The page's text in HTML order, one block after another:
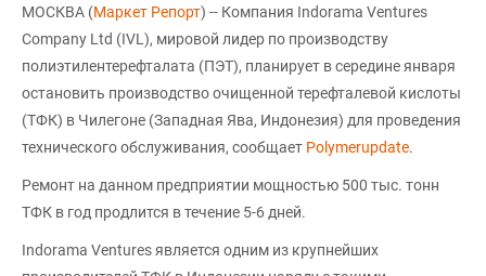
МОСКВА (Маркет Репорт) -- Компания Indorama Ventures
Company Ltd (IVL), мировой лидер по производству
полиэтилентерефталата (ПЭТ), планирует в середине января
остановить производство очищенной терефталевой кислоты
(ТФК) в Чилегоне (Западная Ява, Индонезия) для проведения
технического обслуживания, сообщает Polymerupdate.
Ремонт на данном предприятии мощностью 500 тыс. тонн
ТФК в год продлится в течение 5-6 дней.
Indorama Ventures является одним из крупнейших